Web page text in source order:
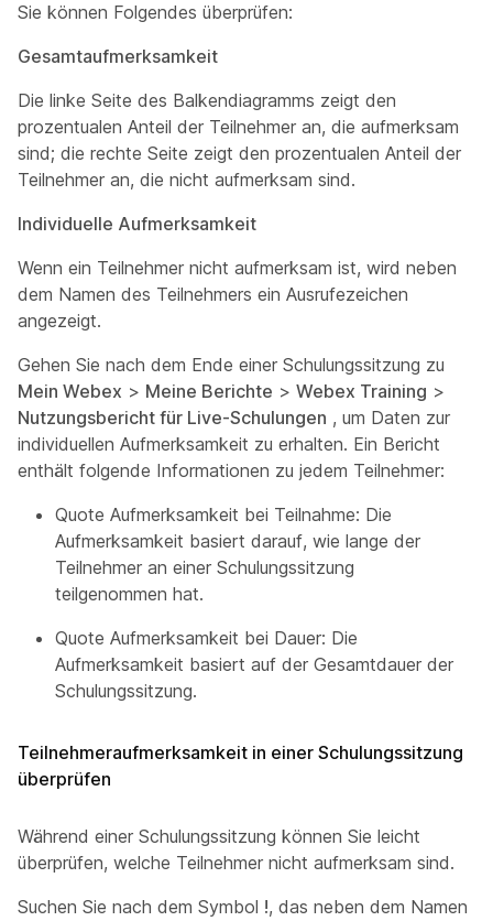
Sie können Folgendes überprüfen:
Gesamtaufmerksamkeit
Die linke Seite des Balkendiagramms zeigt den
prozentualen Anteil der Teilnehmer an, die aufmerksam
sind; die rechte Seite zeigt den prozentualen Anteil der
Teilnehmer an, die nicht aufmerksam sind.
Individuelle Aufmerksamkeit
Wenn ein Teilnehmer nicht aufmerksam ist, wird neben
dem Namen des Teilnehmers ein Ausrufezeichen
angezeigt.
Gehen Sie nach dem Ende einer Schulungssitzung zu
Mein Webex > Meine Berichte > Webex Training >
Nutzungsbericht für Live-Schulungen , um Daten zur
individuellen Aufmerksamkeit zu erhalten. Ein Bericht
enthält folgende Informationen zu jedem Teilnehmer:
Quote Aufmerksamkeit bei Teilnahme: Die
Aufmerksamkeit basiert darauf, wie lange der
Teilnehmer an einer Schulungssitzung
teilgenommen hat.
Quote Aufmerksamkeit bei Dauer: Die
Aufmerksamkeit basiert auf der Gesamtdauer der
Schulungssitzung.
Teilnehmeraufmerksamkeit in einer Schulungssitzung
überprüfen
Während einer Schulungssitzung können Sie leicht
überprüfen, welche Teilnehmer nicht aufmerksam sind.
Suchen Sie nach dem Symbol !, das neben dem Namen